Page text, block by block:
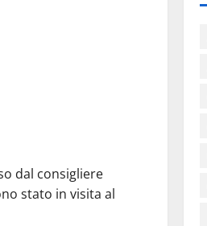
dal consigliere
stato in visita al